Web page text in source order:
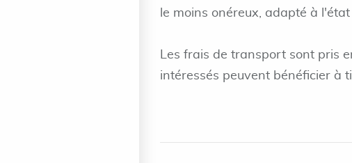
le moins onéreux, adapté à
Les frais de transport sont pris
intéressés peuvent bénéficier à